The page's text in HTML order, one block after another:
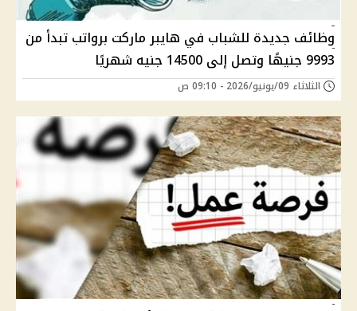
وظائف جديدة للشباب في هايبر ماركت برواتب تبدأ من
9993 جنيهًا وتصل إلى 14500 جنيه شهريًا
الثلاثاء 09/يونيو/2026 - 09:10 ص